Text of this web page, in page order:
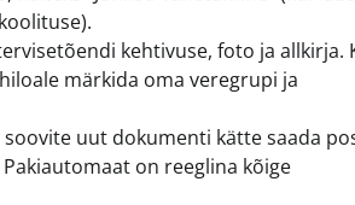
kehtivuse, foto ja allkirja.
märkida oma veregrupi ja
uut dokumenti kätte saada
on reeglina kõige